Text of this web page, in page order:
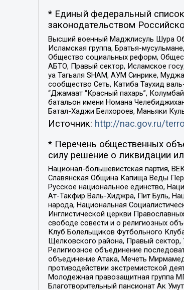
* Единый федеральный список
законодательством
Высший военный Маджлисуль Шура
Исламская группа, Братья-
Общество социальных реформ,
АБТО, Правый сектор, Исламское
уа Тагьаля SHAM, АУМ Синрике,
сообщество Сеть, Катиба Таухид
“Джамаат “Красный пахарь”,
батальон имени Номана
Батал-Хаджи Белхороев, Маньяки
Источник: http://nac.gov.ru/
* Перечень общественных
силу решение о ликвидации
Национал-большевистская партия,
Славянская Община Капища Веды
Русское национальное единство,
Ат-Такфир Валь-Хиджра, Пит Буль,
народа, Национальная
Инглистической церкви
свободе совести и о религиозных
Клуб Болельщиков Футбольного
Щелковского района, Правый сектор,
Религиозное объединение
объединение Атака, Мечеть
противодействии экстремистской
Молодежная правозащитная группа
Благотворительный пансионат Ак